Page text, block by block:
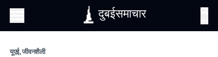
दुबईसमाचार
यूएई, जीवनशैली